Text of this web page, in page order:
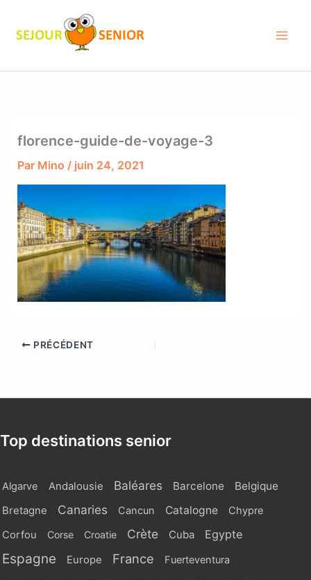
contenu
florence-guide-de-voyage-3
Par Mino / juin 24, 2021
PRÉCÉDENT
Top destinations senior
Algarve Andalousie Baléares Barcelone Belgique
Bretagne Canaries Cancun Catalogne
Chypre
Corfou
Corse Croatie Crète Cuba Egypte
Espagne Europe France Fuerteventura